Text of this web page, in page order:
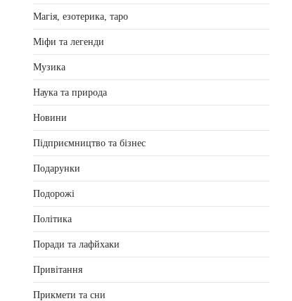
Магія, езотерика, таро
Міфи та легенди
Музика
Наука та природа
Новини
Підприємництво та бізнес
Подарунки
Подорожі
Політика
Поради та лафйхаки
Привітання
Прикмети та сни